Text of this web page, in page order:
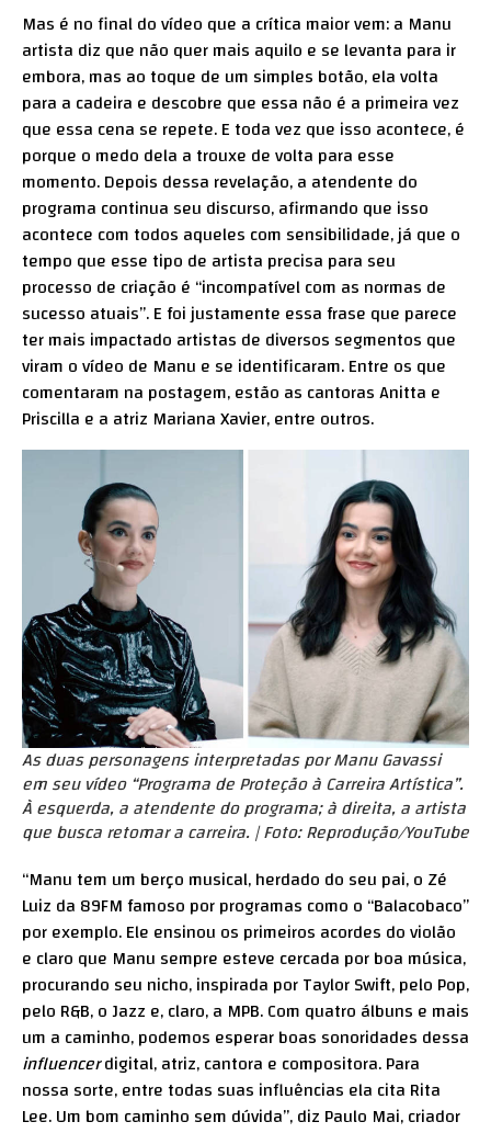
Mas é no final do vídeo que a crítica maior vem: a Manu
artista diz que não quer mais aquilo e se levanta para ir
embora, mas ao toque de um simples botão, ela volta
para a cadeira e descobre que essa não é a primeira vez
que essa cena se repete. E toda vez que isso acontece, é
porque o medo dela a trouxe de volta para esse
momento. Depois dessa revelação, a atendente do
programa continua seu discurso, afirmando que isso
acontece com todos aqueles com sensibilidade, já que o
tempo que esse tipo de artista precisa para seu
processo de criação é “incompatível com as normas de
sucesso atuais”. E foi justamente essa frase que parece
ter mais impactado artistas de diversos segmentos que
viram o vídeo de Manu e se identificaram. Entre os que
comentaram na postagem, estão as cantoras Anitta e
Priscilla e a atriz Mariana Xavier, entre outros.
As duas personagens interpretadas por Manu Gavassi
em seu vídeo “Programa de Proteção à Carreira Artística”.
À esquerda, a atendente do programa; à direita, a artista
que busca retomar a carreira. | Foto: Reprodução/YouTube
“Manu tem um berço musical, herdado do seu pai, o Zé
Luiz da 89FM famoso por programas como o “Balacobaco”
por exemplo. Ele ensinou os primeiros acordes do violão
e claro que Manu sempre esteve cercada por boa música,
procurando seu nicho, inspirada por Taylor Swift, pelo Pop,
pelo R&B, o Jazz e, claro, a MPB. Com quatro álbuns e mais
um a caminho, podemos esperar boas sonoridades dessa
influencerdigital, atriz, cantora e compositora. Para
nossa sorte, entre todas suas influências ela cita Rita
Lee. Um bom caminho sem dúvida”, diz Paulo Mai, criador